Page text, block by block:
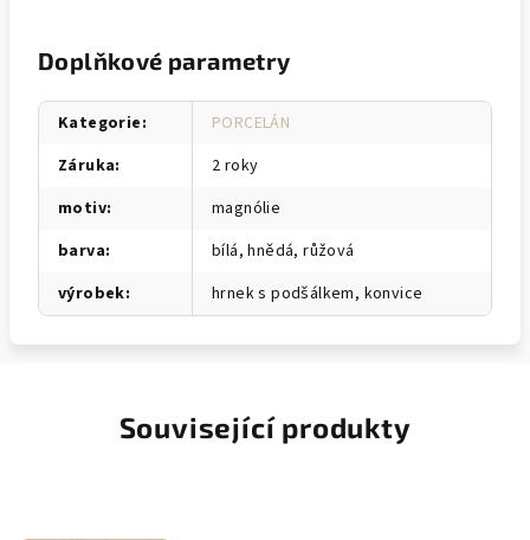
Doplňkové parametry
Kategorie:
PORCELÁN
Záruka:
2 roky
motiv:
magnólie
barva:
bílá, hnědá, růžová
výrobek: hrnek s podšálkem, konvice
Související produkty